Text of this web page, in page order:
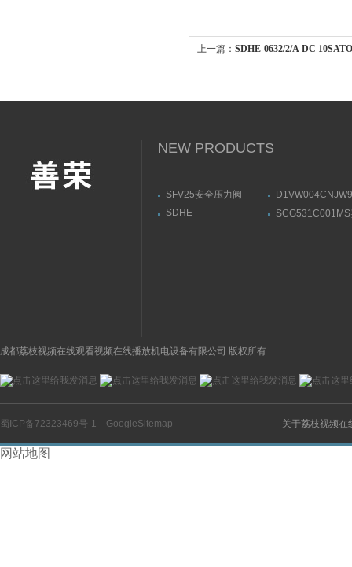
上一篇： SDHE-0632/2/A DC
NEW PRODUCTS
SFV25安全压力阀
DANFOSS丹佛斯技术参
PARKER换向阀
SDHE-
成都荔枝视频在线观看视频在线播放机电设备有限公司 版权所有
蜀ICP备72323469号-1 GoogleSitemap 关于荔枝视频在
网站地图